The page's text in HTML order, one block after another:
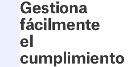
Gestiona
fácilmente
el
cumplimiento